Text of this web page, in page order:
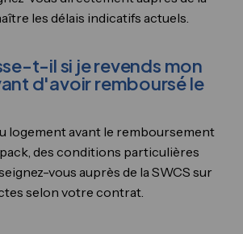
les délais indicatifs actuels.
t-il si je revends mon
d'avoir remboursé le
logement avant le remboursement
des conditions particulières
vous auprès de la SWCS sur
selon votre contrat.